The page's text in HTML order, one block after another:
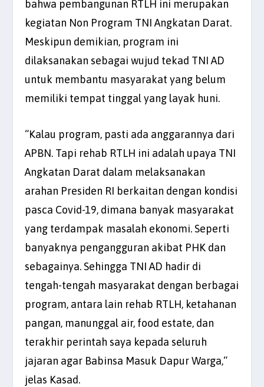
bahwa pembangunan RTLH ini merupakan
kegiatan Non Program TNI Angkatan Darat.
Meskipun demikian, program ini
dilaksanakan sebagai wujud tekad TNI AD
untuk membantu masyarakat yang belum
memiliki tempat tinggal yang layak huni.
“Kalau program, pasti ada anggarannya dari
APBN. Tapi rehab RTLH ini adalah upaya TNI
Angkatan Darat dalam melaksanakan
arahan Presiden RI berkaitan dengan kondisi
pasca Covid-19, dimana banyak masyarakat
yang terdampak masalah ekonomi. Seperti
banyaknya pengangguran akibat PHK dan
sebagainya. Sehingga TNI AD hadir di
tengah-tengah masyarakat dengan berbagai
program, antara lain rehab RTLH, ketahanan
pangan, manunggal air, food estate, dan
terakhir perintah saya kepada seluruh
jajaran agar Babinsa Masuk Dapur Warga,“
jelas Kasad.